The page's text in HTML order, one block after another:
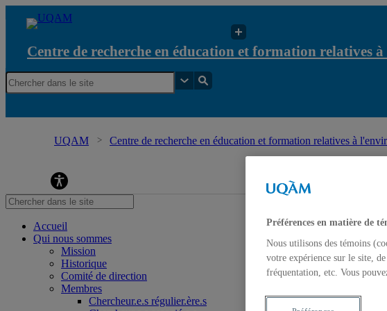
Centre de recherche en éducation et formation relatives
UQAM Centre de recherche en éducation et formation relatives à
Accueil
Qui nous sommes
Mission
Historique
Comité de direction
Membres
Chercheur.e.s régulier.ère.s
Préférences en matière de
Nous utilisons des témoins
votre expérience sur le site,
fréquentation, etc. Vous